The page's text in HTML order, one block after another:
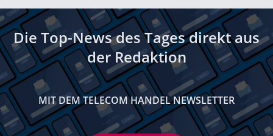
Die Top-News des Tages direkt aus
der Redaktion
MIT DEM TELECOM HANDEL NEWSLETTER